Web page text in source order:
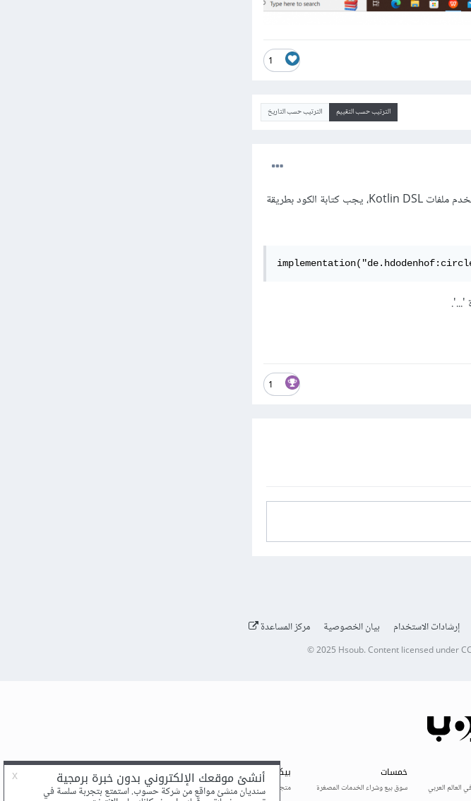
1
الترتيب حسب التقييم الترتيب حسب التاريخ
هناك خطأ في صيغة الكود الخاص بإضافة المكتبة، بما أن مشروعك يستخدم ملفات Kotlin DSL، يجب كتابة الكود بطريقة
1
إرشادات الاستخدام بيان الخصوصية مركز المساعدة
© 2025 Hsoub.Content licensed under